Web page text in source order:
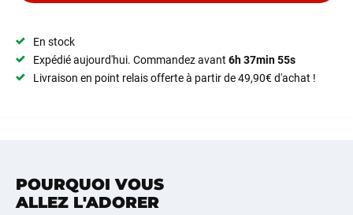
En stock
Expédié aujourd'hui. Commandez avant 6h 37min 55s
Livraison en point relais offerte à partir de 49,90€ d'achat !
POURQUOI VOUS
ALLEZ L'ADORER